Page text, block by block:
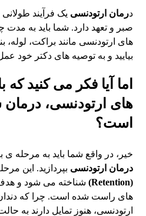
درمان ارتودنسی یک فرآیند
صبر و تعهد دارد. شما باید به مدت
های ارتودنسی مانند براکت، لوله،
بیایید و به توصیه های دکتر خود
اما آیا فکر می کنید
های ارتودنسی،
است؟
خیر، در واقع شما باید به مرحله ی
درمان ارتودنسی بپردازید. این
(Retention)
شناخته می شود و
های راست شده است. چرا که
ارتودنسی، هنوز تمایل دارند به